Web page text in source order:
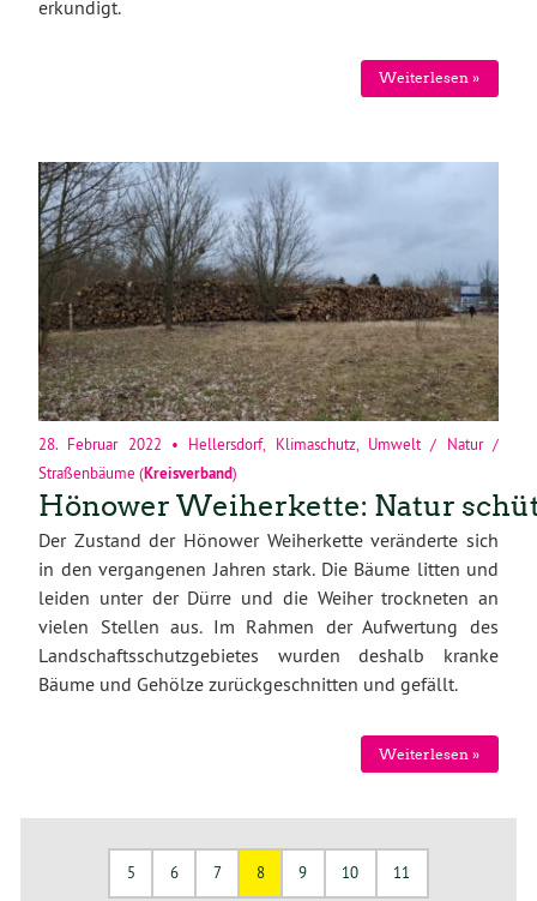
erkundigt.
Weiterlesen »
28. Februar 2022 • Hellersdorf, Klimaschutz, Umwelt / Natur /
Straßenbäume (Kreisverband)
Hönower Weiherkette: Natur
Der Zustand der Hönower Weiherkette veränderte sich
in den vergangenen Jahren stark. Die Bäume litten und
leiden unter der Dürre und die Weiher trockneten an
vielen Stellen aus. Im Rahmen der Aufwertung des
Landschaftsschutzgebietes wurden deshalb kranke
Bäume und Gehölze zurückgeschnitten und gefällt.
Weiterlesen »
5 6 7 8 9 10 11